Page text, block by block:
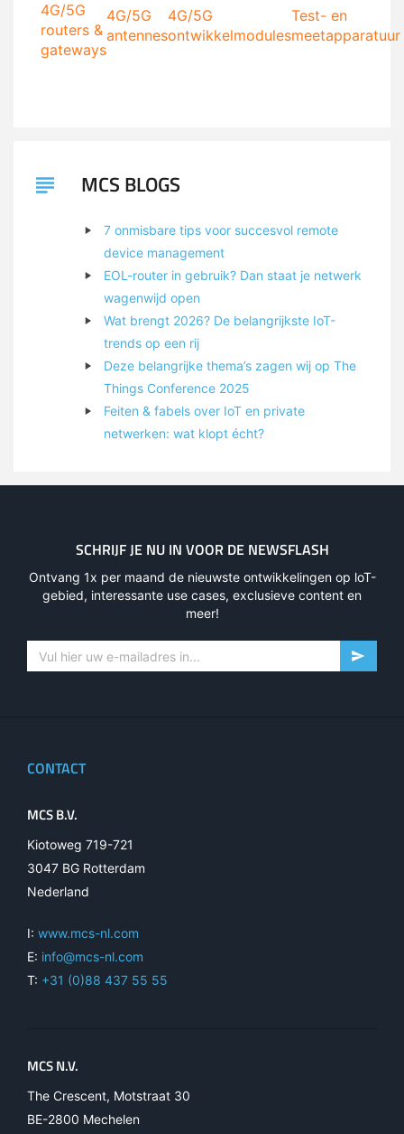
4G/5G
routers &
gateways
4G/5G
antennes
4G/5G
ontwikkelmodules
Test- en
meetapparatuur
MCS BLOGS
7 onmisbare tips voor succesvol remote
device management
EOL-router in gebruik? Dan staat je netwerk
wagenwijd open
Wat brengt 2026? De belangrijkste IoT-
trends op een rij
Deze belangrijke thema’s zagen wij op The
Things Conference 2025
Feiten & fabels over IoT en private
netwerken: wat klopt écht?
SCHRIJF JE NU IN VOOR DE NEWSFLASH
Ontvang 1x per maand de nieuwste ontwikkelingen op loT-
gebied, interessante use cases, exclusieve content en
meer!
CONTACT
MCS B.V.
Kiotoweg 719-721
3047 BG Rotterdam
Nederland
I: www.mcs-nl.com
E: info@mcs-nl.com
T: +31 (0)88 437 55 55
MCS N.V.
The Crescent, Motstraat 30
BE-2800 Mechelen